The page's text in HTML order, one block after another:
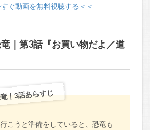
すぐ動画を無料視聴する＜＜
｜第3話『お買い物だよ／道
｜3話あらすじ
こうと準備をしていると、恐竜も